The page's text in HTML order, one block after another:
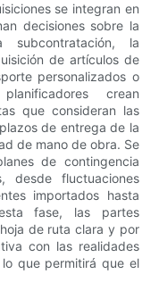
se integran en
decisiones sobre la
la
de artículos de
personalizados o
crean
que consideran las
de entrega de la
de mano de obra. Se
de contingencia
desde fluctuaciones
importados hasta
fase, las partes
de ruta clara y por
con las realidades
que permitirá que el